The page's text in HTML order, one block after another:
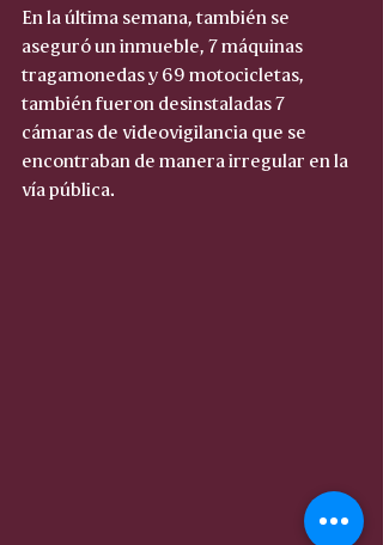
En la última semana, también se
aseguró un inmueble, 7 máquinas
tragamonedas y 69 motocicletas,
también fueron desinstaladas 7
cámaras de videovigilancia que se
encontraban de manera irregular en la
vía pública.